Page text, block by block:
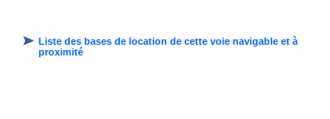
Liste des bases de location de cette voie navigable et à
proximité